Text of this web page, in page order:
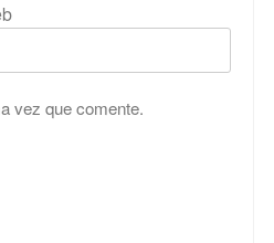
vez que comente.